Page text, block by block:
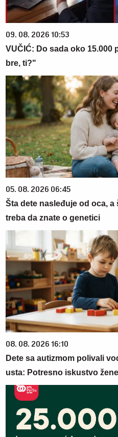
09. 08. 2026 10:53
VUČIĆ: Do sada oko
bre, ti?"
05. 08. 2026 06:45
Šta dete nasleđuje od oca,
treba da znate o genetici
08. 08. 2026 16:10
Dete sa autizmom polivali
usta: Potresno iskustvo